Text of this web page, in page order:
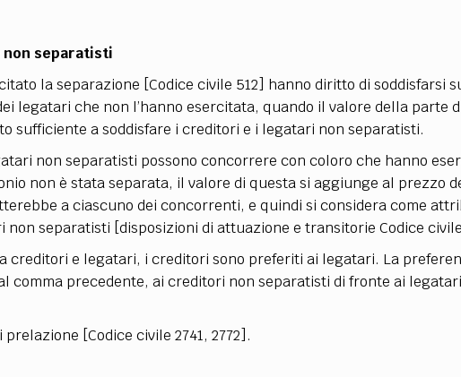
separatisti
la separazione [Codice civile 512] hanno diritto di soddisfarsi
legatari che non l’hanno esercitata, quando il valore della parte
sufficiente a soddisfare i creditori e i legatari non separatisti.
non separatisti possono concorrere con coloro che hanno
non è stata separata, il valore di questa si aggiunge al prezzo
a ciascuno dei concorrenti, e quindi si considera come
separatisti [disposizioni di attuazione e transitorie Codice
creditori e legatari, i creditori sono preferiti ai legatari. La
comma precedente, ai creditori non separatisti di fronte ai legatari
[Codice civile 2741, 2772].